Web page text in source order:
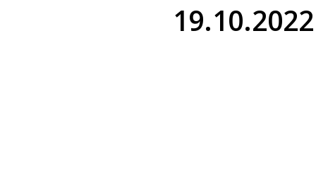
19.10.2022